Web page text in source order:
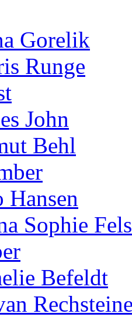
Gorelik
Runge
John
Behl
Hansen
Sophie
Befeldt